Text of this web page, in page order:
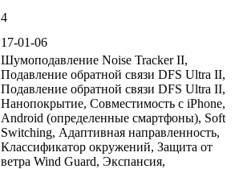
4
17-01-06
Шумоподавление Noise Tracker II,
Подавление обратной связи DFS Ultra II,
Подавление обратной связи DFS Ultra II,
Нанопокрытие, Совместимость с iPhone,
Android (определенные смартфоны), Soft
Switching, Адаптивная направленность,
Классификатор окружений, Защита от
ветра Wind Guard, Экспансия,